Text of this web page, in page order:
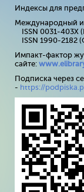
Индексы для
Международный
ISSN 0031-403X
ISSN 1990-2182
Импакт-фактор
сайте: www.
Подписка через
- https://